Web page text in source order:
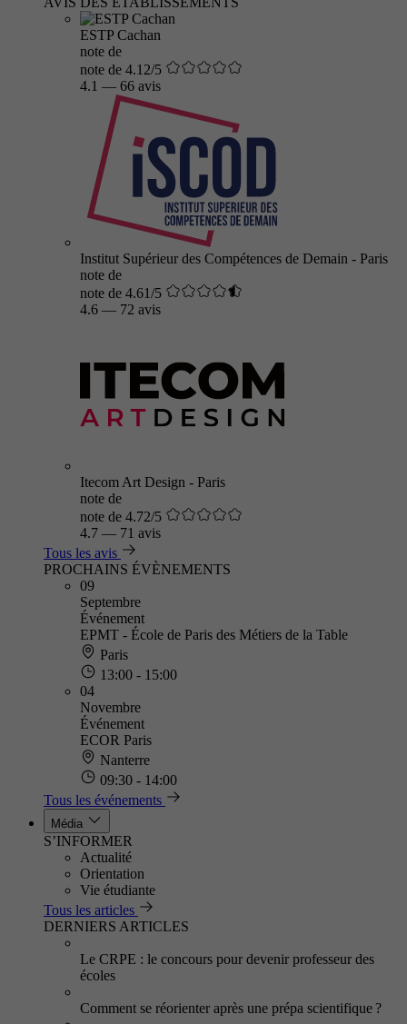
ESTP Cachan
note de
note de 4.12/5
4.1 — 66 avis
Institut Supérieur des Compétences de Demain - Paris
note de
note de 4.61/5
4.6 — 72 avis
Itecom Art Design - Paris
note de
note de 4.72/5
4.7 — 71 avis
Tous les avis
PROCHAINS ÉVÈNEMENTS
09
Septembre
Événement
EPMT - École de Paris des Métiers de la Table
Paris
13:00 - 15:00
04
Novembre
Événement
ECOR Paris
Nanterre
09:30 - 14:00
Tous les événements
Média
S’INFORMER
Actualité
Orientation
Vie étudiante
Tous les articles
DERNIERS ARTICLES
Le CRPE : le concours pour devenir professeur des
écoles
Comment se réorienter après une prépa scientifique ?